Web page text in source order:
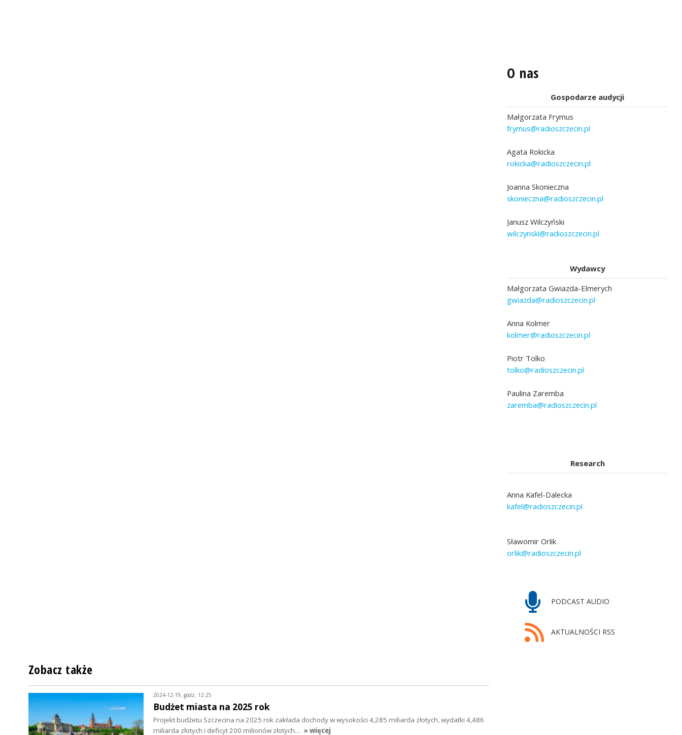
O nas
Gospodarze audycji
Małgorzata Frymus
frymus@radioszczecin.pl
Agata Rokicka
rokicka@radioszczecin.pl
Joanna Skonieczna
skonieczna@radioszczecin.pl
Janusz Wilczyński
wilczynski@radioszczecin.pl
Wydawcy
Małgorzata Gwiazda-Elmerych
gwiazda@radioszczecin.pl
Anna Kolmer
kolmer@radioszczecin.pl
Piotr Tolko
tolko@radioszczecin.pl
Paulina Zaremba
zaremba@radioszczecin.pl
Research
Anna Kafel-Dalecka
kafel@radioszczecin.pl
Sławomir Orlik
orlik@radioszczecin.pl
PODCAST AUDIO
AKTUALNOŚCI RSS
Zobacz także
2024-12-19, godz. 12:25
Budżet miasta na 2025 rok
Projekt budżetu Szczecina na 2025 rok zakłada dochody w wysokości 4,285 miliarda złotych, wydatki 4,486
miliarda złotych i deficyt 200 milionów złotych… » więcej